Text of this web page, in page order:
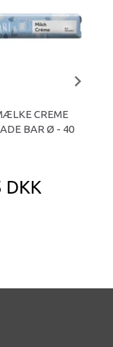
CREME
BAR Ø - 40
DKK